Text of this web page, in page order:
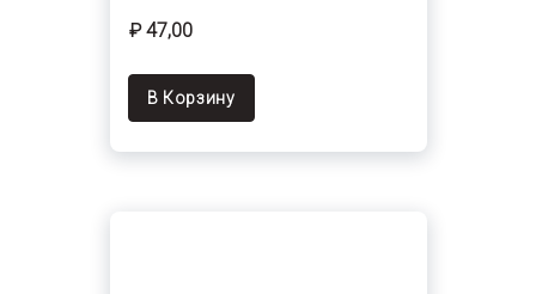
₽ 47,00
В Корзину